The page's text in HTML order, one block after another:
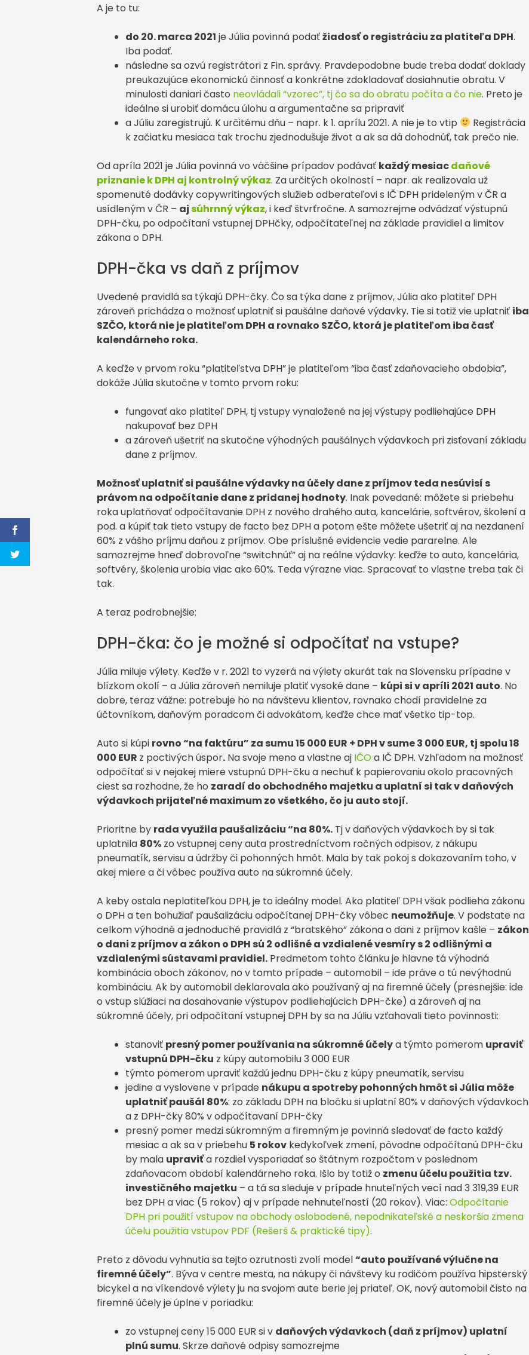
A je to tu:
do 20. marca 2021 je Júlia povinná podaťžiadosť o registráciu za platiteľa DPH.
Iba podať.
následne sa ozvú registrátori z Fin. správy. Pravdepodobne bude treba dodať doklady
preukazujúce ekonomickú činnosť a konkrétne zdokladovať dosiahnutie obratu. V
minulosti daniari často neovládali “vzorec”, tj čo sa do obratu počíta a čo nie. Preto je
ideálne si urobiť domácu úlohu a argumentačne sa pripraviť
a Júliu zaregistrujú. K určitému dňu – napr. k 1. aprílu 2021. A nie je to vtip
Registrácia
k začiatku mesiaca tak trochu zjednodušuje život a ak sa dá dohodnúť, tak prečo nie.
Od apríla 2021 je Júlia povinná vo väčšine prípadov podávať každý mesiacdaňové
priznanie k DPH aj kontrolný výkaz. Za určitých okolností – napr. ak realizovala už
spomenuté dodávky copywritingových služieb odberateľovi s IČ DPH prideleným v ČR a
usídleným v ČR – ajsúhrnný výkaz, i keď štvrťročne. A samozrejme odvádzať výstupnú
DPH-čku, po odpočítaní vstupnej DPHčky, odpočítateľnej na základe pravidiel a limitov
zákona o DPH.
DPH-čka vs daň z príjmov
Uvedené pravidlá sa týkajú DPH-čky. Čo sa týka dane z príjmov, Júlia ako platiteľ DPH
zároveň prichádza o možnosť uplatniť si paušálne daňové výdavky. Tie si totiž vie uplatniť iba
SZČO, ktorá nie je platiteľom DPH a rovnako SZČO, ktorá je platiteľom iba časť
kalendárneho roka.
A keďže v prvom roku “platiteľstva DPH” je platiteľom “iba časť zdaňovacieho obdobia”,
dokáže Júlia skutočne v tomto prvom roku:
fungovať ako platiteľ DPH, tj vstupy vynaložené na jej výstupy podliehajúce DPH
nakupovať bez DPH
a zároveň ušetriť na skutočne výhodných paušálnych výdavkoch pri zisťovaní základu
dane z príjmov.
Možnosť uplatniť si paušálne výdavky na účely dane z príjmov teda nesúvisí s
právom na odpočítanie dane z pridanej hodnoty. Inak povedané: môžete si priebehu
roka uplatňovať odpočítavanie DPH z nového drahého auta, kancelárie, softvérov, školení a
pod. a kúpiť tak tieto vstupy de facto bez DPH a potom ešte môžete ušetriť aj na nezdanení
60% z vášho príjmu daňou z príjmov. Obe príslušné evidencie vedie pararelne. Ale
samozrejme hneď dobrovoľne “switchnúť” aj na reálne výdavky: keďže to auto, kancelária,
softvéry, školenia urobia viac ako 60%. Teda výrazne viac. Spracovať to vlastne treba tak či
tak.
A teraz podrobnejšie:
DPH-čka: čo je možné si odpočítať na vstupe?
Júlia miluje výlety. Keďže v r. 2021 to vyzerá na výlety akurát tak na Slovensku prípadne v
blízkom okolí – a Júlia zároveň nemiluje platiť vysoké dane – kúpi si v apríli 2021 auto. No
dobre, teraz vážne: potrebuje ho na návštevu klientov, rovnako chodí pravidelne za
účtovníkom, daňovým poradcom či advokátom, keďže chce mať všetko tip-top.
Auto si kúpi rovno “na faktúru” za sumu 15 000 EUR + DPH v sume 3 000 EUR, tj spolu 18
000 EUR z poctivých úspor. Na svoje meno a vlastne aj IČOa IČ DPH. Vzhľadom na možnosť
odpočítať si v nejakej miere vstupnú DPH-čku a nechuť k papierovaniu okolo pracovných
ciest sa rozhodne, že ho zaradí do obchodného majetku a uplatní si tak v daňových
výdavkoch prijateľné maximum zo všetkého, čo ju auto stojí.
Prioritne by rada využila paušalizáciu “na 80%. Tj v daňových výdavkoch by si tak
uplatnila 80% zo vstupnej ceny auta prostredníctvom ročných odpisov, z nákupu
pneumatík, servisu a údržby či pohonných hmôt. Mala by tak pokoj s dokazovaním toho, v
akej miere a či vôbec používa auto na súkromné účely.
A keby ostala neplatiteľkou DPH, je to ideálny model. Ako platiteľ DPH však podlieha zákonu
o DPH a ten bohužiaľ paušalizáciu odpočítanej DPH-čky vôbec neumožňuje. V podstate na
celkom výhodné a jednoduché pravidlá z “bratského” zákona o dani z príjmov kašle – zákon
o dani z príjmov a zákon o DPH sú 2 odlišné a vzdialené vesmíry s 2 odlišnými a
vzdialenými sústavami pravidiel. Predmetom tohto článku je hlavne tá výhodná
kombinácia oboch zákonov, no v tomto prípade – automobil – ide práve o tú nevýhodnú
kombináciu. Ak by automobil deklarovala ako používaný aj na firemné účely (presnejšie: ide
o vstup slúžiaci na dosahovanie výstupov podliehajúcich DPH-čke) a zároveň aj na
súkromné účely, pri odpočítaní vstupnej DPH by sa na Júliu vzťahovali tieto povinnosti:
stanoviť presný pomer používania na súkromné účelya týmto pomerom upraviť
vstupnú DPH-čku z kúpy automobilu 3 000 EUR
týmto pomerom upraviť každú jednu DPH-čku z kúpy pneumatík, servisu
jedine a vyslovene v prípade nákupu a spotreby pohonných hmôt si Júlia môže
uplatniť paušál 80%: zo základu DPH na bločku si uplatní 80% v daňových výdavkoch
a z DPH-čky 80% v odpočítavaní DPH-čky
presný pomer medzi súkromným a firemným je povinná sledovať de facto každý
mesiac a ak sa v priebehu 5 rokov kedykoľvek zmení, pôvodne odpočítanú DPH-čku
by mala upraviťa rozdiel vysporiadať so štátnym rozpočtom v poslednom
zdaňovacom období kalendárneho roka. Išlo by totiž o zmenu účelu použitia tzv.
investičného majetku – a tá sa sleduje v prípade hnuteľných vecí nad 3 319,39 EUR
bez DPH a viac (5 rokov) aj v prípade nehnuteľností (20 rokov). Viac: Odpočítanie
DPH pri použití vstupov na obchody oslobodené, nepodnikateľské a neskoršia zmena
účelu použitia vstupov PDF (Rešerš & praktické tipy).
Preto z dôvodu vyhnutia sa tejto ozrutnosti zvolí model“auto používané výlučne na
firemné účely”. Býva v centre mesta, na nákupy či návštevy ku rodičom používa hipsterský
bicykel a na víkendové výlety ju na svojom aute berie jej priateľ. OK, nový automobil čisto na
firemné účely je úplne v poriadku:
zo vstupnej ceny 15 000 EUR si v daňových výdavkoch (daň z príjmov) uplatní
plnú sumu. Skrze daňové odpisy samozrejme